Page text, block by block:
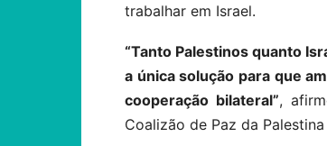
trabalhar em Israel.
“Tanto Palestinos quanto
a única solução para que
cooperação bilateral”,
Coalizão de Paz da